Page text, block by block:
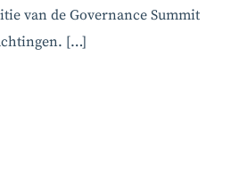
van de Governance Summit
[…]